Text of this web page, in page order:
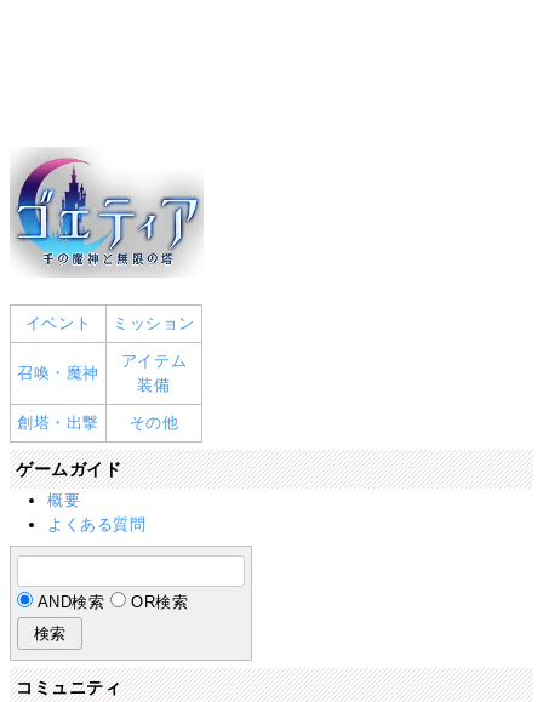
イベント ミッション
召喚・魔神
アイテム
装備
創塔・出撃 その他
ゲームガイド
概要
よくある質問
AND検索 OR検索
コミュニティ